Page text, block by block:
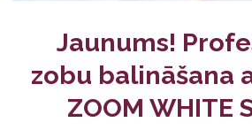
Jūrnieku medicīniskā
Medicīniskā komisija
Fizioterapija
Zobārsts
Zobu higiēnists
Radiologs
Kontakti
Jaunums!
zobu balināšana
ZOOM WHITE